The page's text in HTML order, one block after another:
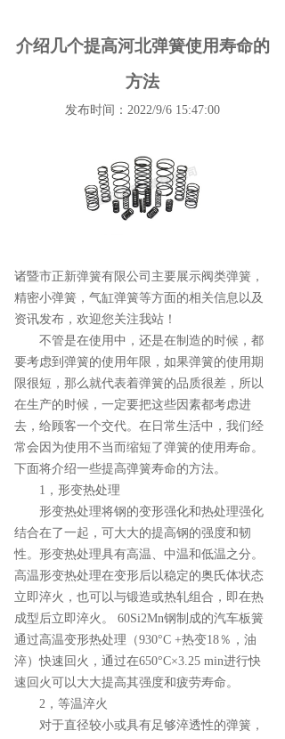
介绍几个提高河北弹簧使用寿命的
方法
发布时间：2022/9/6 15:47:00
诸暨市正新弹簧有限公司主要展示阀类弹簧 ，
精密小弹簧，气缸弹簧等方面的相关信息以及
资讯发布，欢迎您关注我站！
不管是在使用中，还是在制造的时候，都
要考虑到弹簧的使用年限，如果弹簧的使用期
限很短，那么就代表着弹簧的品质很差，所以
在生产的时候，一定要把这些因素都考虑进
去，给顾客一个交代。在日常生活中，我们经
常会因为使用不当而缩短了弹簧的使用寿命。
下面将介绍一些提高弹簧寿命的方法。
1，形变热处理
形变热处理将钢的变形强化和热处理强化
结合在了一起，可大大的提高钢的强度和韧
性。形变热处理具有高温、中温和低温之分。
高温形变热处理在变形后以稳定的奥氏体状态
立即淬火，也可以与锻造或热轧组合，即在热
成型后立即淬火。 60Si2Mn钢制成的汽车板簧
通过高温变形热处理（930°C +热变18％，油
淬）快速回火，通过在650°C×3.25 min进行快
速回火可以大大提高其强度和疲劳寿命。
2，等温淬火
对于直径较小或具有足够淬透性的弹簧，